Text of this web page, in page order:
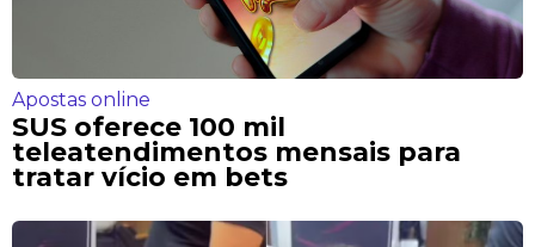
Apostas online
SUS oferece 100 mil
teleatendimentos mensais para
tratar vício em bets